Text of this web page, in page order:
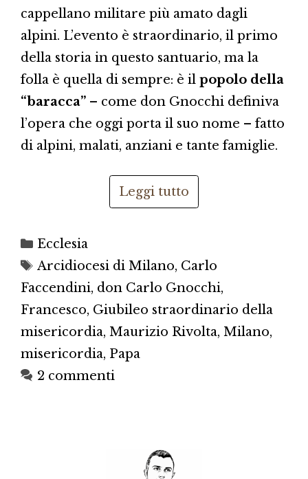
cappellano militare più amato dagli
alpini. L’evento è straordinario, il primo
della storia in questo santuario, ma la
folla è quella di sempre: è il popolo della
“baracca” – come don Gnocchi definiva
l’opera che oggi porta il suo nome – fatto
di alpini, malati, anziani e tante famiglie.
Leggi tutto
Categorie
Ecclesia
Tag
Arcidiocesi di Milano, Carlo
Faccendini, don Carlo Gnocchi,
Francesco, Giubileo straordinario della
misericordia, Maurizio Rivolta, Milano,
misericordia, Papa
2 commenti